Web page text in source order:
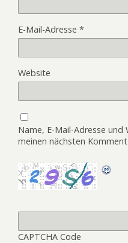
E-Mail-Adresse *
Website
Name, E-Mail-Adresse
meinen nächsten
CAPTCHA Code